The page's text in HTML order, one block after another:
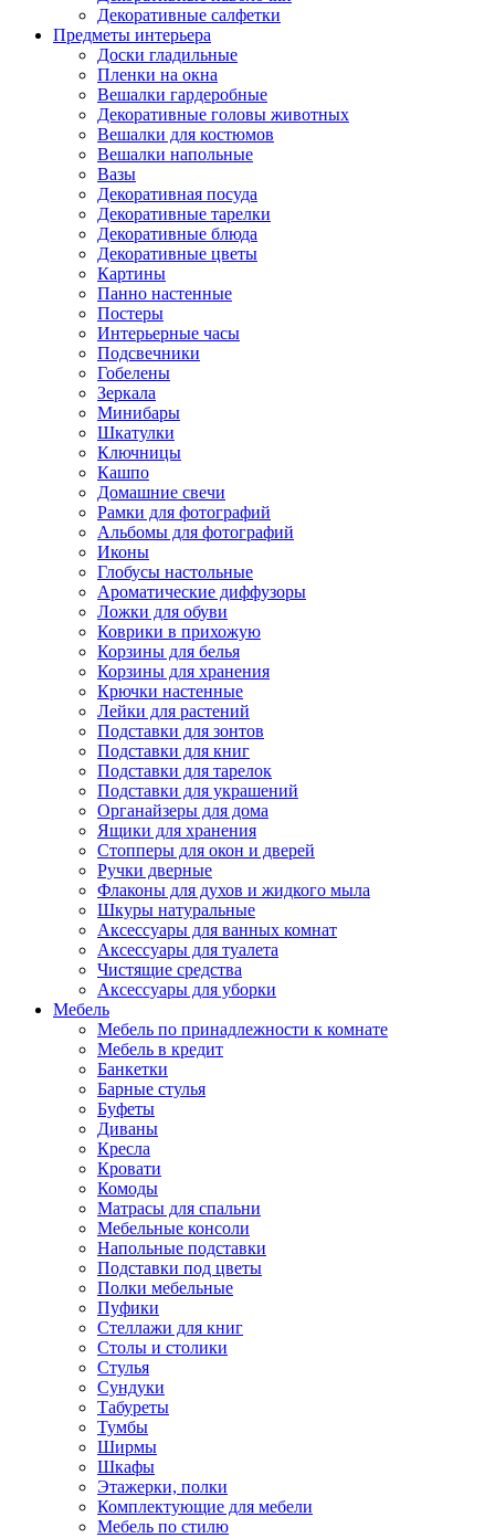
Декоративные салфетки
Предметы интерьера
Доски гладильные
Пленки на окна
Вешалки гардеробные
Декоративные головы животных
Вешалки для костюмов
Вешалки напольные
Вазы
Декоративная посуда
Декоративные тарелки
Декоративные блюда
Декоративные цветы
Картины
Панно настенные
Постеры
Интерьерные часы
Подсвечники
Гобелены
Зеркала
Минибары
Шкатулки
Ключницы
Кашпо
Домашние свечи
Рамки для фотографий
Альбомы для фотографий
Иконы
Глобусы настольные
Ароматические диффузоры
Ложки для обуви
Коврики в прихожую
Корзины для белья
Корзины для хранения
Крючки настенные
Лейки для растений
Подставки для зонтов
Подставки для книг
Подставки для тарелок
Подставки для украшений
Органайзеры для дома
Ящики для хранения
Стопперы для окон и дверей
Ручки дверные
Флаконы для духов и жидкого мыла
Шкуры натуральные
Аксессуары для ванных комнат
Аксессуары для туалета
Чистящие средства
Аксессуары для уборки
Мебель
Мебель по принадлежности к комнате
Мебель в кредит
Банкетки
Барные стулья
Буфеты
Диваны
Кресла
Кровати
Комоды
Матрасы для спальни
Мебельные консоли
Напольные подставки
Подставки под цветы
Полки мебельные
Пуфики
Стеллажи для книг
Столы и столики
Стулья
Сундуки
Табуреты
Тумбы
Ширмы
Шкафы
Этажерки, полки
Комплектующие для мебели
Мебель по стилю